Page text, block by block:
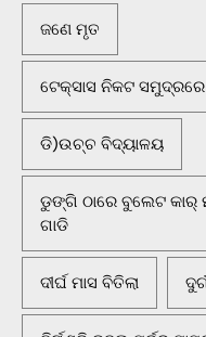
ଜଣେ ମୃତ
ଟେକ୍ସାସ ନିକଟ ସମୁଦ୍ରରେ
ଡି)ଉଚ୍ଚ ବିଦ୍ୟାଳୟ
ଡୁଙ୍ଗି ଠାରେ ବୁଲେଟ କାର୍
ଗାଡି
ଦୀର୍ଘ ମାସ ବିତିଲା